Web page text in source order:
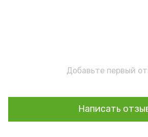
Добавьте первый
Написать